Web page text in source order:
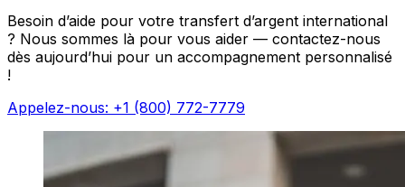
Besoin d’aide pour votre transfert d’argent international
? Nous sommes là pour vous aider — contactez-nous
dès aujourd’hui pour un accompagnement personnalisé
!
Appelez-nous: +1 (800) 772-7779